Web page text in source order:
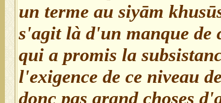
un terme au siyām
s'agit là d'un manque de
qui a promis la
l'exigence de ce niveau
donc pas grand choses